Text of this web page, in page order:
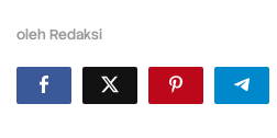
oleh Redaksi